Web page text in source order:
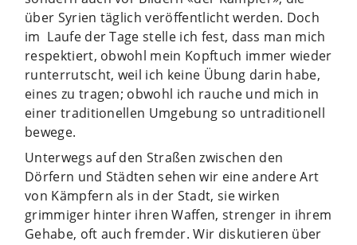
über Syrien täglich veröffentlicht werden. Doch
im Laufe der Tage stelle ich fest, dass man mich
respektiert, obwohl mein Kopftuch immer wieder
runterrutscht, weil ich keine Übung darin habe,
eines zu tragen; obwohl ich rauche und mich in
einer traditionellen Umgebung so untraditionell
bewege.
Unterwegs auf den Straßen zwischen den
Dörfern und Städten sehen wir eine andere Art
von Kämpfern als in der Stadt, sie wirken
grimmiger hinter ihren Waffen, strenger in ihrem
Gehabe, oft auch fremder. Wir diskutieren über